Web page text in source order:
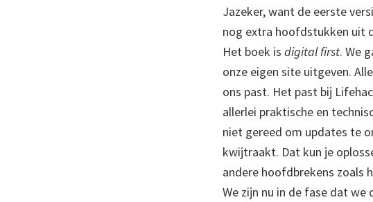
Jazeker, want de eerste
nog extra hoofdstukken uit
Het boek is digital first. We
onze eigen site uitgeven.
ons past. Het past bij
allerlei praktische en
niet gereed om updates te
kwijtraakt. Dat kun je
andere hoofdbrekens zoals
We zijn nu in de fase dat